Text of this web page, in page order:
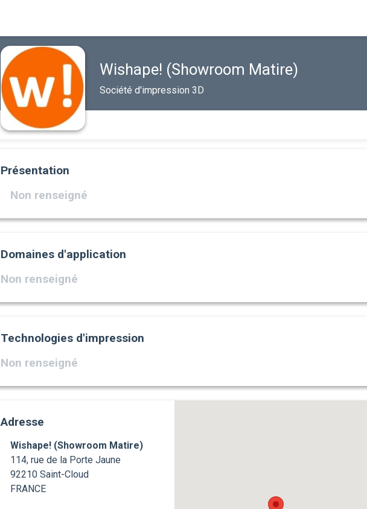
Wishape! (Showroom Matire)
Société d'impression 3D
Présentation
Non renseigné
Domaines d'application
Non renseigné
Technologies d'impression
Non renseigné
Adresse
Wishape! (Showroom Matire)
114, rue de la Porte Jaune
92210 Saint-Cloud
FRANCE